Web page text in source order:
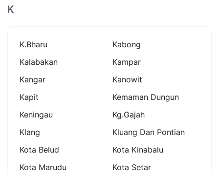
K
K.bharu
Kabong
Kalabakan
Kampar
Kangar
Kanowit
Kapit
Kemaman Dungun
Keningau
Kg.gajah
Klang
Kluang Dan Pontian
Kota Belud
Kota Kinabalu
Kota Marudu
Kota Setar